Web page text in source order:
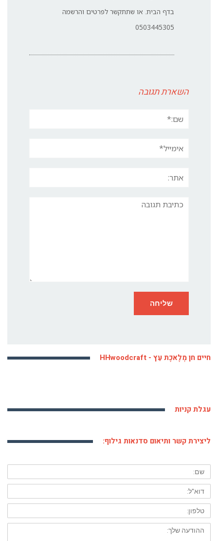
בדף הבית. או שתתקשר לפרטים והרשמה
0503445305
השארת תגובה
תגובה
חיים חן מְלֶאכֶת עֵץ - HHwoodcraft
עגלת קניות
ליצירת קשר ותיאום סדנאות גילוף:
שם:
דוא"ל:
טלפון:
ההודעה
שלך: